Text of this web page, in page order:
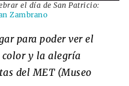
el día de San Patricio:
Zambrano
para poder ver el
y la alegría
del MET (Museo